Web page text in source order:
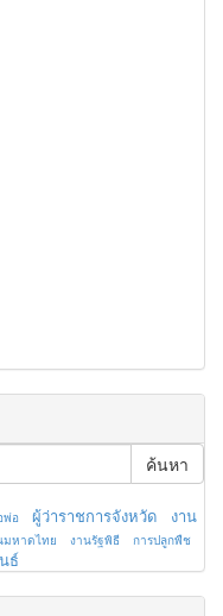
ค้นหา
พ่อ ผู้ว่าราชการจังหวัด
งาน
มหาดไทย งานรัฐพิธี การปลูกพืช
ธ์